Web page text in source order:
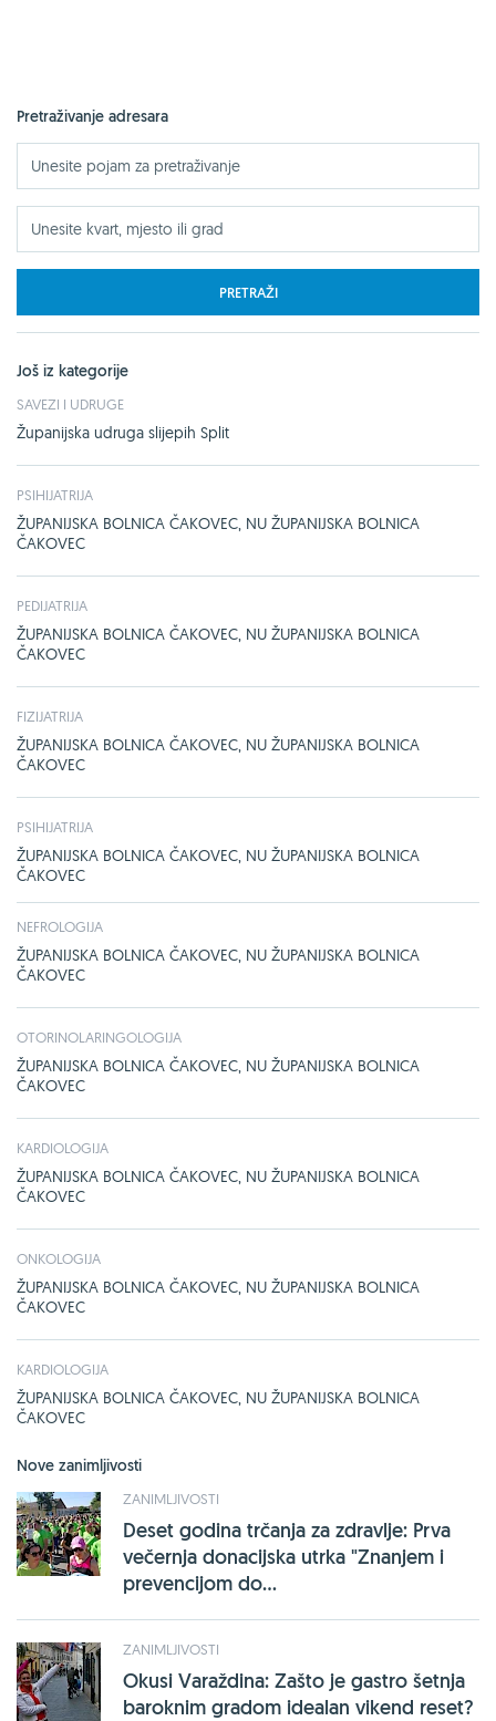
Pretraživanje adresara
PRETRAŽI
Još iz kategorije
SAVEZI I UDRUGE
Županijska udruga slijepih Split
PSIHIJATRIJA
ŽUPANIJSKA BOLNICA ČAKOVEC, NU ŽUPANIJSKA BOLNICA
ČAKOVEC
PEDIJATRIJA
ŽUPANIJSKA BOLNICA ČAKOVEC, NU ŽUPANIJSKA BOLNICA
ČAKOVEC
FIZIJATRIJA
ŽUPANIJSKA BOLNICA ČAKOVEC, NU ŽUPANIJSKA BOLNICA
ČAKOVEC
PSIHIJATRIJA
ŽUPANIJSKA BOLNICA ČAKOVEC, NU ŽUPANIJSKA BOLNICA
ČAKOVEC
NEFROLOGIJA
ŽUPANIJSKA BOLNICA ČAKOVEC, NU ŽUPANIJSKA BOLNICA
ČAKOVEC
OTORINOLARINGOLOGIJA
ŽUPANIJSKA BOLNICA ČAKOVEC, NU ŽUPANIJSKA BOLNICA
ČAKOVEC
KARDIOLOGIJA
ŽUPANIJSKA BOLNICA ČAKOVEC, NU ŽUPANIJSKA BOLNICA
ČAKOVEC
ONKOLOGIJA
ŽUPANIJSKA BOLNICA ČAKOVEC, NU ŽUPANIJSKA BOLNICA
ČAKOVEC
KARDIOLOGIJA
ŽUPANIJSKA BOLNICA ČAKOVEC, NU ŽUPANIJSKA BOLNICA
ČAKOVEC
Nove zanimljivosti
ZANIMLJIVOSTI
Deset godina trčanja za zdravlje: Prva
večernja donacijska utrka "Znanjem i
prevencijom do...
ZANIMLJIVOSTI
Okusi Varaždina: Zašto je gastro šetnja
baroknim gradom idealan vikend reset?